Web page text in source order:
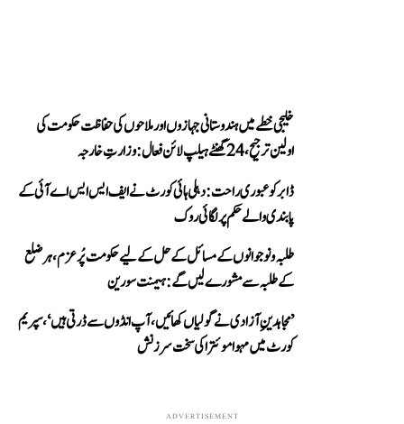
خلیجی خطے میں ہندوستانی جہازوں اور ملاحوں کی حفاظت حکومت کی
اولین ترجیح، 24 گھنٹے ہیلپ لائن فعال: وزارتِ خارجہ
ڈابر کو عبوری راحت: دہلی ہائی کورٹ نے ایف ایس ایس اے آئی کے
پابندی والے حکم پر لگائی روک
طلبہ و نوجوانوں کے مسائل کے حل کے لیے حکومت پُرعزم، ہر ضلع
کے طلبہ سے مشورے لیں گے: ہیمنت سورین
’مجاہدینِ آزادی نے گولیاں کھائیں، آپ انڈوں سے ڈرتی ہیں‘، سپریم
کورٹ میں مہوا موئترا کی سخت سرزنش
ADVERTISEMENT